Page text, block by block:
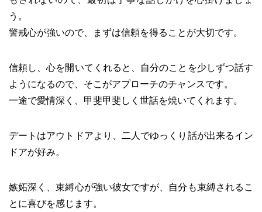
う。
警戒心が強いので、まずは信頼を得ることが大切です。
信頼し、心を開いてくれると、自分のことを少しずつ話す
ようになるので、そこがアプローチのチャンスです。
一途で愛情深く、甲斐甲斐しく世話を焼いてくれます。
デートはアウトドアより、二人でゆっくり話が出来るイン
ドアが好み。
嫉妬深く、束縛心が強い彼女ですが、自分も束縛されるこ
とに喜びを感じます。